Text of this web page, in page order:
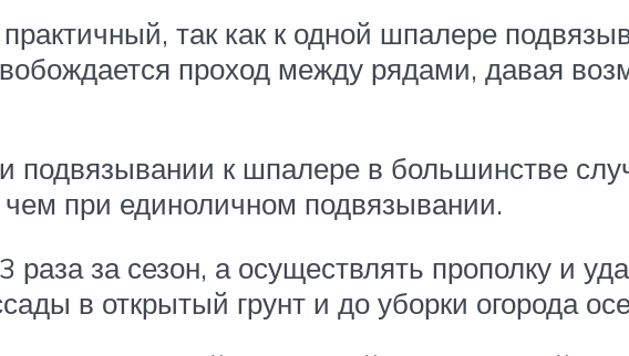
так как к одной шпалере
проход между рядами, давая
подвязывании к шпалере в большинстве
при единоличном подвязывании.
за сезон, а осуществлять прополку и
в открытый грунт и до уборки огорода